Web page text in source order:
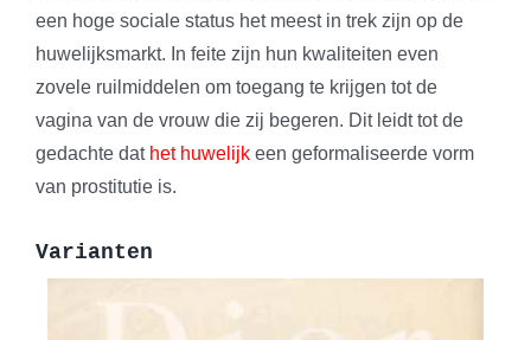
een hoge sociale status het meest in trek zijn op de
huwelijksmarkt. In feite zijn hun kwaliteiten even
zovele ruilmiddelen om toegang te krijgen tot de
vagina van de vrouw die zij begeren. Dit leidt tot de
gedachte dat het huwelijk een geformaliseerde vorm
van prostitutie is.
Varianten